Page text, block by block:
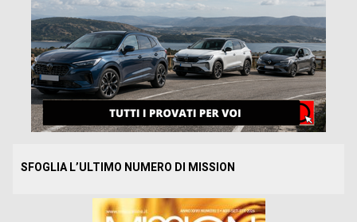
SFOGLIA L’ULTIMO NUMERO DI MISSION